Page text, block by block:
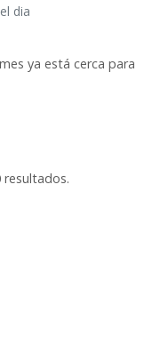
dia
ya está cerca para